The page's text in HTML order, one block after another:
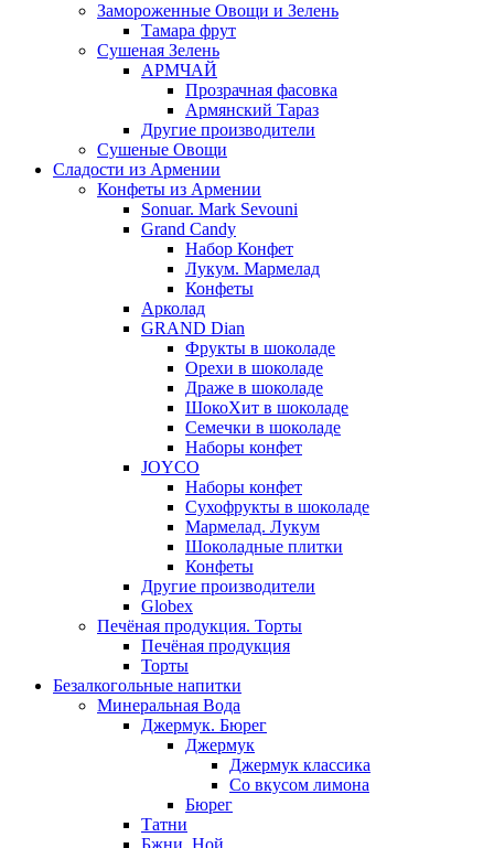
Замороженные Овощи и Зелень
Тамара фрут
Сушеная Зелень
АРМЧАЙ
Прозрачная фасовка
Армянский Тараз
Другие производители
Сушеные Овощи
Сладости из Армении
Конфеты из Армении
Sonuar. Mark Sevouni
Grand Candy
Набор Конфет
Лукум. Мармелад
Конфеты
Арколад
GRAND Dian
Фрукты в шоколаде
Орехи в шоколаде
Драже в шоколаде
ШокоХит в шоколаде
Семечки в шоколаде
Наборы конфет
JOYCO
Наборы конфет
Сухофрукты в шоколаде
Мармелад. Лукум
Шоколадные плитки
Конфеты
Другие производители
Globex
Печёная продукция. Торты
Печёная продукция
Торты
Безалкогольные напитки
Минеральная Вода
Джермук. Бюрег
Джермук
Джермук классика
Со вкусом лимона
Бюрег
Татни
Бжни. Ной